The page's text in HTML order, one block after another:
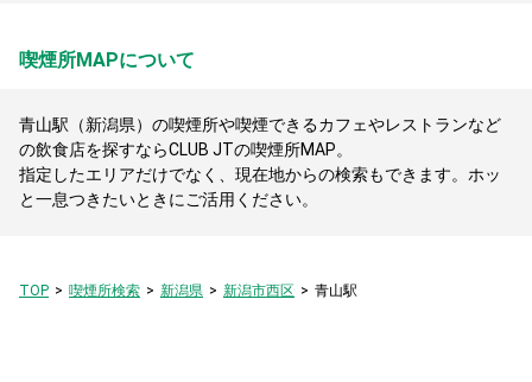
喫煙所MAPについて
青山駅（新潟県）の喫煙所や喫煙できるカフェやレストランなど
の飲食店を探すならCLUB JTの喫煙所MAP。
指定したエリアだけでなく、現在地からの検索もできます。ホッ
と一息つきたいときにご活用ください。
TOP 喫煙所検索 新潟県 新潟市西区 青山駅